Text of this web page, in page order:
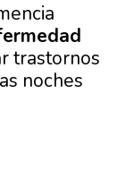
trastornos
noches